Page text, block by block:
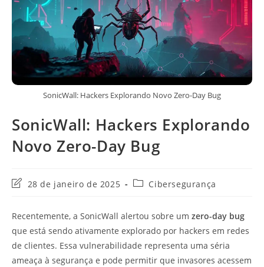
SonicWall: Hackers Explorando Novo Zero-Day Bug
SonicWall: Hackers Explorando
Novo Zero-Day Bug
Última
post:
28 de janeiro de 2025
Categoria
Cibersegurança
Recentemente, a SonicWall alertou sobre um zero-day bug
que está sendo ativamente explorado por hackers em redes
de clientes. Essa vulnerabilidade representa uma séria
ameaça à segurança e pode permitir que invasores acessem